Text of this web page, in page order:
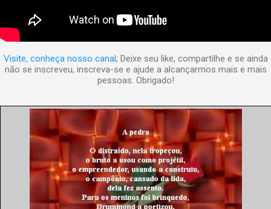
Visite, conheça nosso canal; Deixe seu like, compartilhe e se ainda
não se inscreveu, inscreva-se e ajude a alcançarmos mais e mais
pessoas. Obrigado!